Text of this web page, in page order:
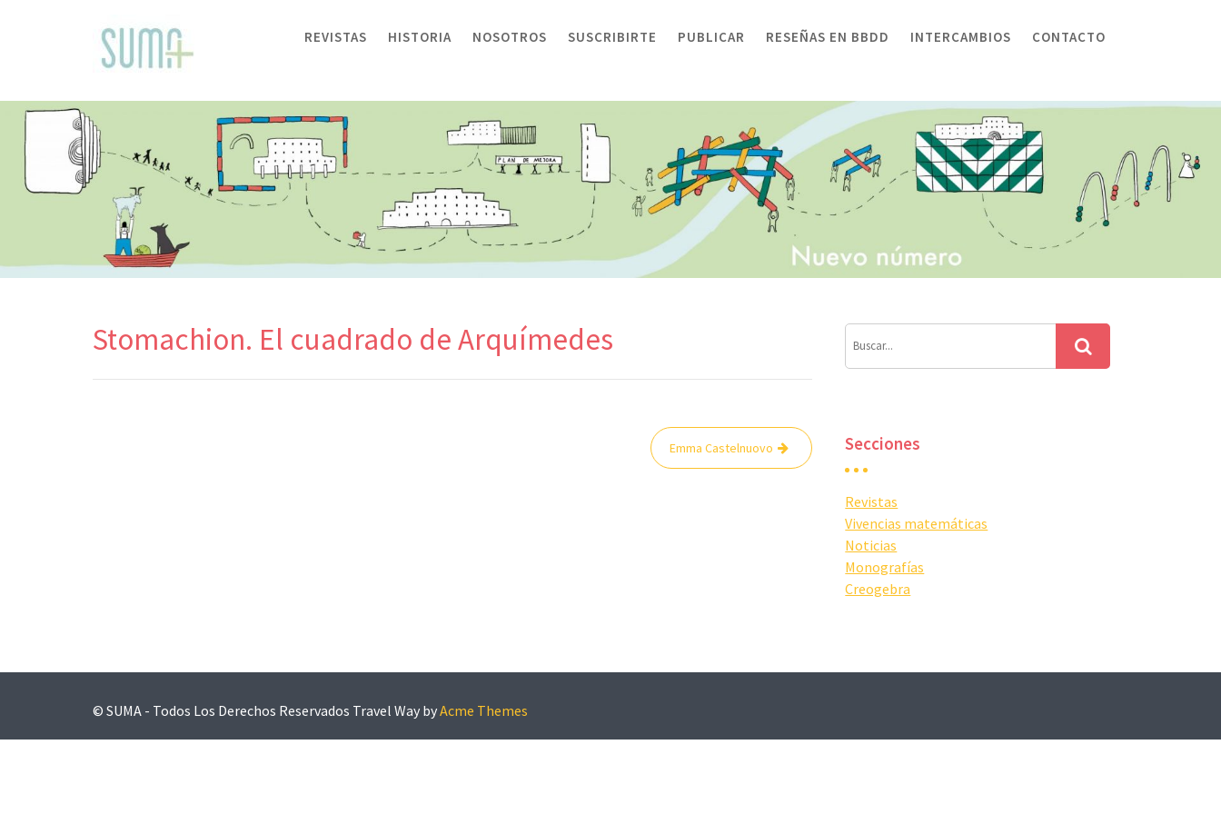
REVISTAS HISTORIA NOSOTROS SUSCRIBIRTE PUBLICAR RESEÑAS EN BBDD INTERCAMBIOS CONTACTO
Stomachion. El cuadrado de Arquímedes
Emma Castelnuovo Secciones
Revistas
Vivencias matemáticas
Noticias
Monografías
Creogebra
© SUMA - Todos Los Derechos Reservados Travel Way byAcme Themes